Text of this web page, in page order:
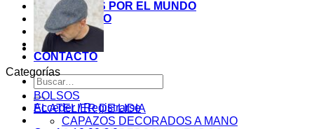
MIS COSITAS POR EL MUNDO
EL COMIENZO
BLOG
PAGOS
CONTACTO
Buscar
por:
Acceder / Registrarse
Categorías
BOLSOS
EL ATELIER DE LIDIA
CAPAZOS DECORADOS A MANO